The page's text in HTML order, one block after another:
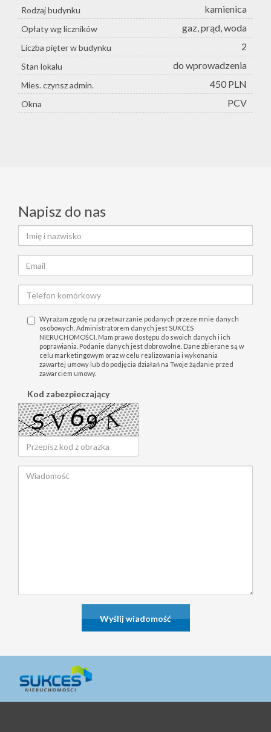
Rodzaj budynku kamienica
Opłaty wg liczników gaz, prąd, woda
Liczba pięter w budynku 2
Stan lokalu do wprowadzenia
Mies. czynsz admin. 450 PLN
Okna PCV
Napisz do nas
Wyrażam zgodę na przetwarzanie podanych przeze mnie danych
osobowych. Administratorem danych jest SUKCES
NIERUCHOMOŚCI. Mam prawo dostępu do swoich danych i ich
poprawiania. Podanie danych jest dobrowolne. Dane zbierane są w
celu marketingowym oraz w celu realizowania i wykonania
zawartej umowy lub do podjęcia działań na Twoje żądanie przed
zawarciem umowy.
Kod zabezpieczający